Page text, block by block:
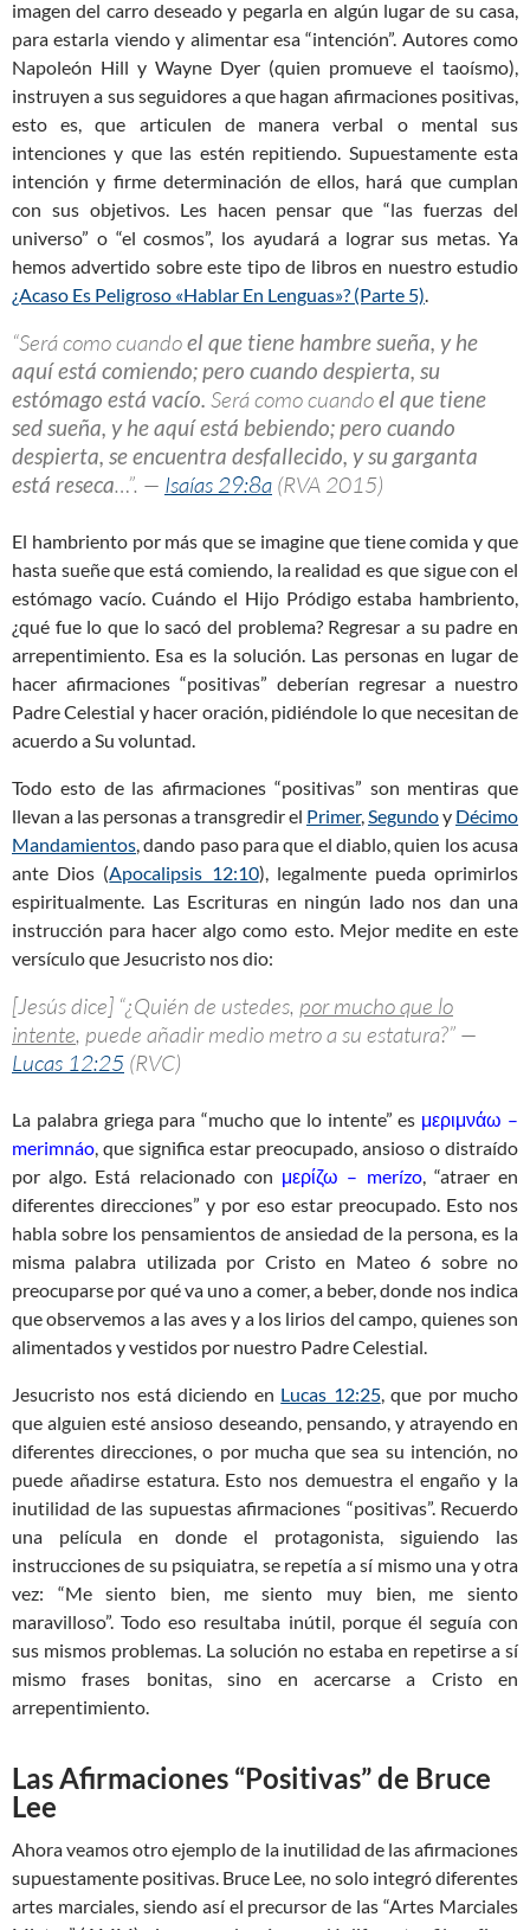
imagen del carro deseado y pegarla en algún lugar de su casa,
para estarla viendo y alimentar esa “intención”. Autores como
Napoleón Hill y Wayne Dyer (quien promueve el taoísmo),
instruyen a sus seguidores a que hagan afirmaciones positivas,
esto es, que articulen de manera verbal o mental sus
intenciones y que las estén repitiendo. Supuestamente esta
intención y firme determinación de ellos, hará que cumplan
con sus objetivos. Les hacen pensar que “las fuerzas del
universo” o “el cosmos”, los ayudará a lograr sus metas. Ya
hemos advertido sobre este tipo de libros en nuestro estudio
¿Acaso Es Peligroso «Hablar En Lenguas»? (Parte 5).
“Será como cuandoel que tiene hambre sueña, y he
aquí está comiendo; pero cuando despierta, su
estómago está vacío. Será como cuandoel que tiene
sed sueña, y he aquí está bebiendo; pero cuando
despierta, se encuentra desfallecido, y su garganta
está reseca…”. — Isaías 29:8a (RVA 2015)
El hambriento por más que se imagine que tiene comida y que
hasta sueñe que está comiendo, la realidad es que sigue con el
estómago vacío. Cuándo el Hijo Pródigo estaba hambriento,
¿qué fue lo que lo sacó del problema? Regresar a su padre en
arrepentimiento. Esa es la solución. Las personas en lugar de
hacer afirmaciones “positivas” deberían regresar a nuestro
Padre Celestial y hacer oración, pidiéndole lo que necesitan de
acuerdo a Su voluntad.
Todo esto de las afirmaciones “positivas” son mentiras que
llevan a las personas a transgredir el Primer,Segundoy Décimo
Mandamientos, dando paso para que el diablo, quien los acusa
ante Dios (Apocalipsis 12:10), legalmente pueda oprimirlos
espiritualmente. Las Escrituras en ningún lado nos dan una
instrucción para hacer algo como esto. Mejor medite en este
versículo que Jesucristo nos dio:
[Jesús dice] “¿Quién de ustedes, por mucho que lo
intente, puede añadir medio metro a su estatura?” —
Lucas 12:25 (RVC)
La palabra griega para “mucho que lo intente” es μεριμνάω –
merimnáo, que significa estar preocupado, ansioso o distraído
por algo. Está relacionado con μερίζω – merízo, “atraer en
diferentes direcciones” y por eso estar preocupado. Esto nos
habla sobre los pensamientos de ansiedad de la persona, es la
misma palabra utilizada por Cristo en Mateo 6 sobre no
preocuparse por qué va uno a comer, a beber, donde nos indica
que observemos a las aves y a los lirios del campo, quienes son
alimentados y vestidos por nuestro Padre Celestial.
Jesucristo nos está diciendo en Lucas 12:25, que por mucho
que alguien esté ansioso deseando, pensando, y atrayendo en
diferentes direcciones, o por mucha que sea su intención, no
puede añadirse estatura. Esto nos demuestra el engaño y la
inutilidad de las supuestas afirmaciones “positivas”. Recuerdo
una película en donde el protagonista, siguiendo las
instrucciones de su psiquiatra, se repetía a sí mismo una y otra
vez: “Me siento bien, me siento muy bien, me siento
maravilloso”. Todo eso resultaba inútil, porque él seguía con
sus mismos problemas. La solución no estaba en repetirse a sí
mismo frases bonitas, sino en acercarse a Cristo en
arrepentimiento.
Las Afirmaciones “Positivas” de Bruce
Lee
Ahora veamos otro ejemplo de la inutilidad de las afirmaciones
supuestamente positivas. Bruce Lee, no solo integró diferentes
artes marciales, siendo así el precursor de las “Artes Marciales